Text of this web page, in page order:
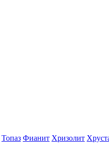
Топаз Фианит Хризолит